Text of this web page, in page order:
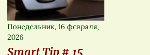
Понедельник, 16 февраля,
2026
Smart Tip # 15